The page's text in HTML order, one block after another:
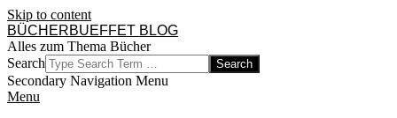
Skip to content
BÜCHERBUEFFET BLOG
Alles zum Thema Bücher
Search
Secondary Navigation Menu
Menu